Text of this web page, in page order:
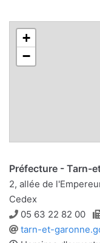
+
−
Préfecture - Tarn-
2, allée de
Cedex
Téléphone
05 63 22 82 00
Site
tarn-et-